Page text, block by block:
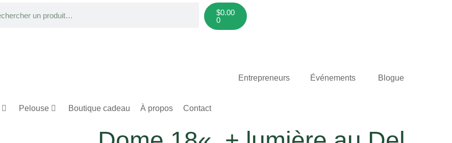
$0.00
0
Entrepreneurs Événements Blogue
Pelouse Boutique cadeau À propos Contact